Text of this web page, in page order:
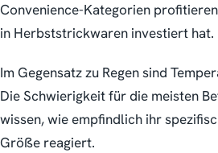
Convenience-Kategorien
in Herbststrickwaren investiert hat.
Im Gegensatz zu Regen sind
Die Schwierigkeit für die meisten
wissen, wie empfindlich ihr
Größe reagiert.